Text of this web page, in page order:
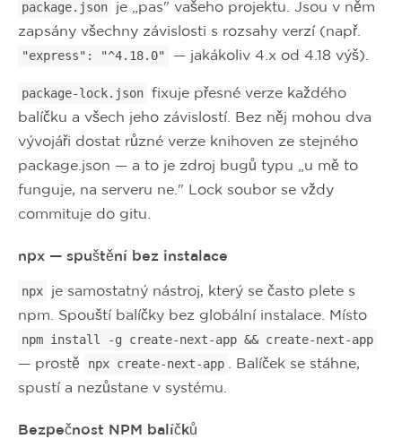
package.json
je „pas" vašeho projektu. Jsou v něm
zapsány všechny závislosti s rozsahy verzí (např.
"express": "^4.18.0" — jakákoliv 4.x od 4.18 výš).
package-lock.json fixuje přesné verze každého
balíčku a všech jeho závislostí. Bez něj mohou dva
vývojáři dostat různé verze knihoven ze stejného
package.json — a to je zdroj bugů typu „u mě to
funguje, na serveru ne." Lock soubor se vždy
commituje do gitu.
npx — spuštění bez instalace
npx
je samostatný nástroj, který se často plete s
npm. Spouští balíčky bez globální instalace. Místo
npm install -g create-next-app && create-next-app
— prostě npx create-next-app
. Balíček se stáhne,
spustí a nezůstane v systému.
Bezpečnost NPM balíčků